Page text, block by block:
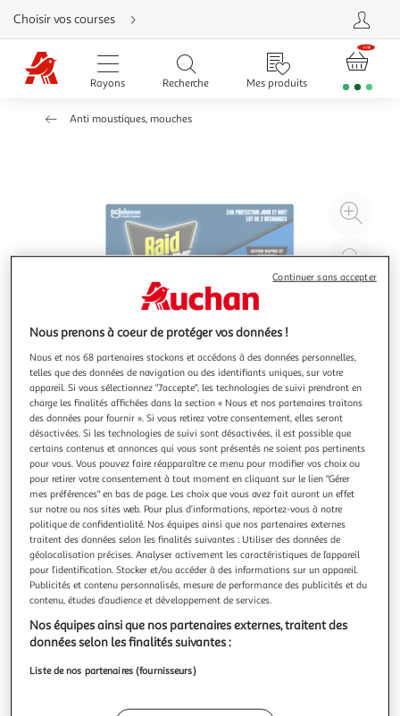
Aller
directement
au
contenu
Aller
directement
Aller
Choisir vos courses
Rayons Recherche Mes produits
Anti moustiques, mouches
à
5.0 (3)
RAID
Max recharges jour et nuit anti-moustiques et
moustiques tigres TP18
La recharge Night & Day™ RAID MAX® protège contre les
moustiques et moustiques tigres. Une recharge vous assure
jusqu’à 240 heures de protection. Utilisez la recharge RAID
MAX® Night & Day™ uniquement avec le diffuseur
électrique RAID MAX® Night & Day™. Utilisez les produits
En savoir +
2 recharges
Nous prenons à coeur de protéger vos données !
Nous et nos 68 partenaires stockons et accédons à des données personnelles,
telles que des données de navigation ou des identifiants uniques, sur votre
appareil. Si vous sélectionnez "J'accepte", les technologies de suivi prendront en
charge les finalités affichées dans la section « Nous et nos partenaires traitons
des données pour fournir ». Si vous retirez votre consentement, elles seront
désactivées. Si les technologies de suivi sont désactivées, il est possible que
certains contenus et annonces qui vous sont présentés ne soient pas pertinents
pour vous. Vous pouvez faire réapparaître ce menu pour modifier vos choix ou
pour retirer votre consentement à tout moment en cliquant sur le lien "Gérer
mes préférences" en bas de page. Les choix que vous avez fait auront un effet
sur notre ou nos sites web. Pour plus d’informations, reportez-vous à notre
politique de confidentialité. Nos équipes ainsi que nos partenaires externes
traitent des données selon les finalités suivantes : Utiliser des données de
géolocalisation précises. Analyser activement les caractéristiques de l’appareil
pour l’identification. Stocker et/ou accéder à des informations sur un appareil.
Publicités et contenu personnalisés, mesure de performance des publicités et du
contenu, études d’audience et développement de services.
Nos équipes ainsi que nos partenaires externes, traitent des
données selon les finalités suivantes :
Liste de nos partenaires (fournisseurs)
Continuer sans accepter